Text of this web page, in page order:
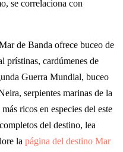
se correlaciona con
de Banda ofrece buceo de
prístinas, cardúmenes de
Guerra Mundial, buceo
serpientes marinas de la
ricos en especies del este
del destino, lea
la página del destino Mar